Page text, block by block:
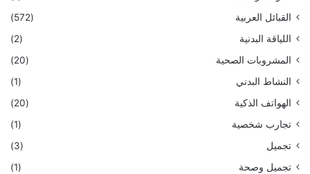
القبائل العربية
(572)
اللياقة البدنية
(2)
المشروبات الصحية
(20)
النشاط البدني
(1)
الهواتف الذكية
(20)
تجارب شخصية
(1)
تجميل
(3)
تجميل وصحة
(1)